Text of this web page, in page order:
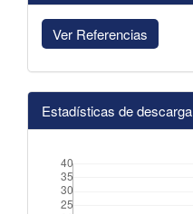
Ver Referencias
Estadísticas de descarga